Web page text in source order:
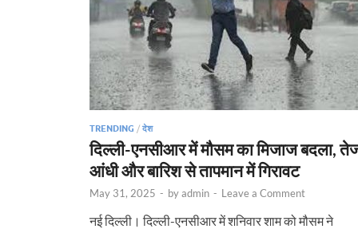
TRENDING / देश
दिल्ली-एनसीआर में मौसम का मिजाज बदला,
आंधी और बारिश से तापमान में गिरावट
May 31, 2025 - byadmin - Leave a Comment
नई दिल्ली। दिल्ली-एनसीआर में शनिवार शाम को मौसम ने